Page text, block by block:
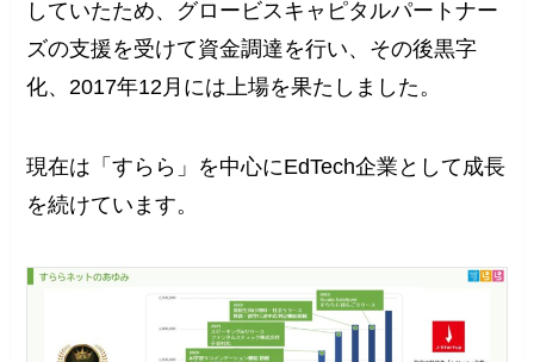
していたため、グロービスキャピタルパートナー
ズの支援を受けて資金調達を行い、その後黒字
化、2017年12月には上場を果たしました。
現在は「すらら」を中心にEdTech企業として成長
を続けています。